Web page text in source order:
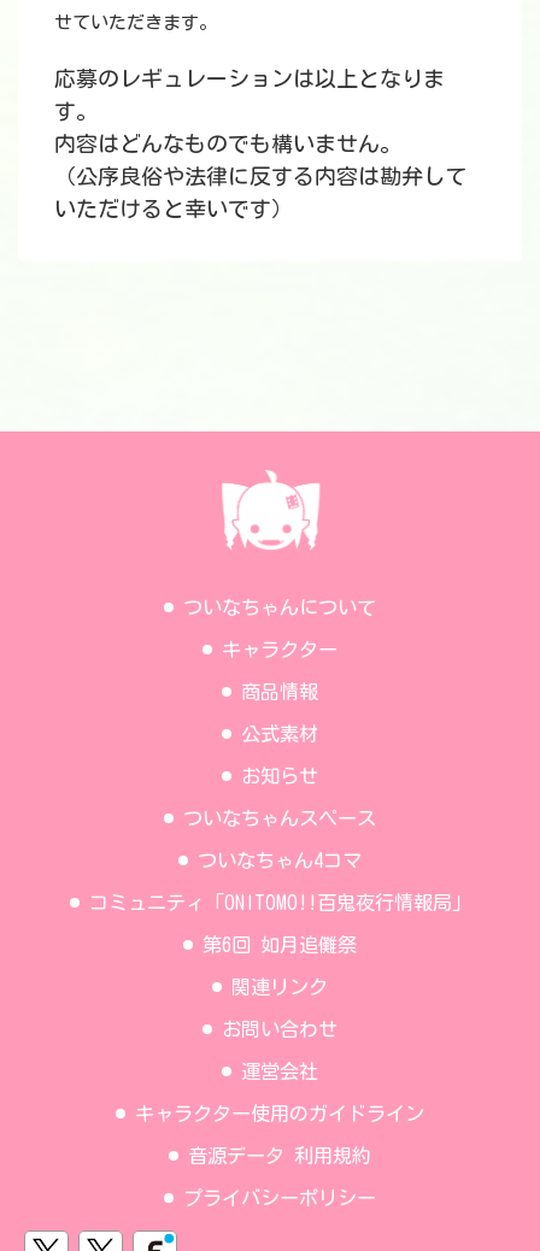
せていただきます。
応募のレギュレーションは以上となりま
す。
内容はどんなものでも構いません。
（公序良俗や法律に反する内容は勘弁して
いただけると幸いです）
ついなちゃんについて
キャラクター
商品情報
公式素材
お知らせ
ついなちゃんスペース
ついなちゃん4コマ
コミュニティ「ONITOMO!!百鬼夜行情報局」
第6回 如月追儺祭
関連リンク
お問い合わせ
運営会社
キャラクター使用のガイドライン
音源データ 利用規約
プライバシーポリシー